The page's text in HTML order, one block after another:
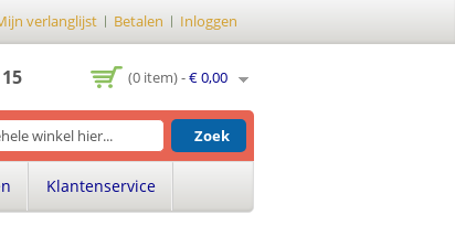
verlanglijst Betalen Inloggen
(0 item) -€ 0,00
Zoek
Klantenservice